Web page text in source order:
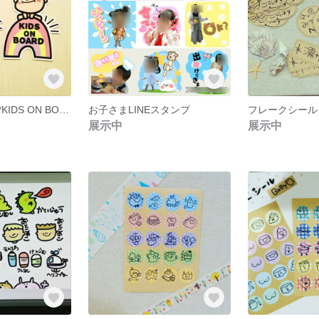
カーステッカー*KIDS ON BOARD お子さまLINEスタンプ
展示中
フレークシー
展示中